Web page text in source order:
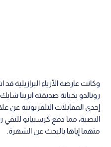
رونالدو بخيانة صديقته ايرينا
إحدى المقابلات التلفزيونية
النصية، مما دفع كرستيانو
متهما إياها بالبحث عن الشهرة.